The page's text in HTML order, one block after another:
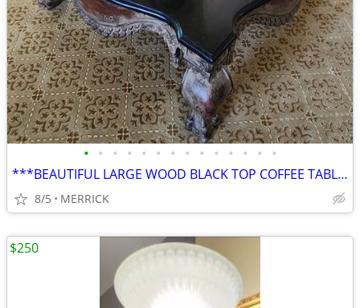
• • • • • • • • • • • • • •
***BEAUTIFUL LARGE WOOD BLACK TOP COFFEE TABLE 100% WOOD***
8/5 MERRICK
$250